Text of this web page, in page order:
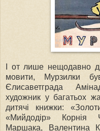
І от лише нещодавно
мовити, Мурзилки
Єлисаветграда
художник у багатьох
дитячі книжки:
«Мийдодір» Корнія
Маршака, Валентина